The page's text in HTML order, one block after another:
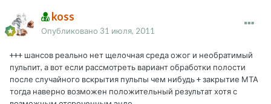
koss
Опубликовано 31 июля, 2011
+++ шансов реально нет щелочная среда ожог и необратимый
пульпит, а вот если рассмотреть вариант обработки полости
после случайного вскрытия пульпы чем нибудь + закрытие МТА
тогда наверно возможен положительный результат хотя с